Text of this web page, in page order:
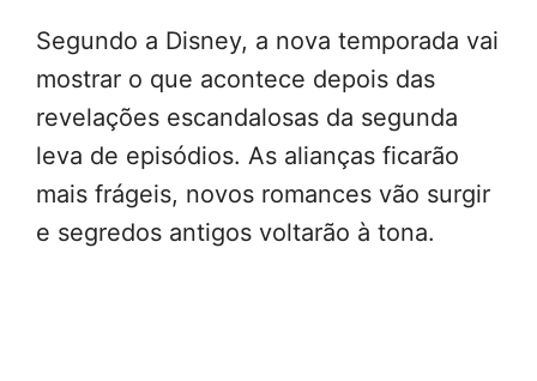
Segundo a Disney, a nova temporada vai
mostrar o que acontece depois das
revelações escandalosas da segunda
leva de episódios. As alianças ficarão
mais frágeis, novos romances vão surgir
e segredos antigos voltarão à tona.